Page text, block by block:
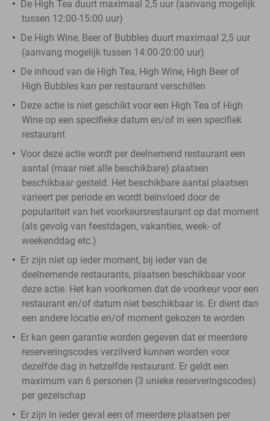
De High Tea duurt maximaal 2,5 uur (aanvang mogelijk
tussen 12:00-15:00 uur)
De High Wine, Beer of Bubbles duurt maximaal 2,5 uur
(aanvang mogelijk tussen 14:00-20:00 uur)
De inhoud van de High Tea, High Wine, High Beer of
High Bubbles kan per restaurant verschillen
Deze actie is niet geschikt voor een High Tea of High
Wine op een specifieke datum en/of in een specifiek
restaurant
Voor deze actie wordt per deelnemend restaurant een
aantal (maar niet alle beschikbare) plaatsen
beschikbaar gesteld. Het beschikbare aantal plaatsen
varieert per periode en wordt beïnvloed door de
populariteit van het voorkeursrestaurant op dat moment
(als gevolg van feestdagen, vakanties, week- of
weekenddag etc.)
Er zijn niet op ieder moment, bij ieder van de
deelnemende restaurants, plaatsen beschikbaar voor
deze actie. Het kan voorkomen dat de voorkeur voor een
restaurant en/of datum niet beschikbaar is. Er dient dan
een andere locatie en/of moment gekozen te worden
Er kan geen garantie worden gegeven dat er meerdere
reserveringscodes verzilverd kunnen worden voor
dezelfde dag in hetzelfde restaurant. Er geldt een
maximum van 6 personen (3 unieke reserveringscodes)
per gezelschap
Er zijn in ieder geval een of meerdere plaatsen per